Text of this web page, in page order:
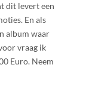
dit levert een
En als
album waar
vraag ik
Euro. Neem